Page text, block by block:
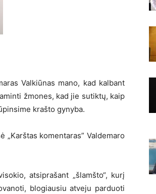
Valkiūnas mano, kad kalbant
žmones, kad jie sutiktų, kaip
krašto gynyba.
„Karštas komentaras” Valdemaro
atsiprašant „šlamšto“, kurį
blogiausiu atveju parduoti